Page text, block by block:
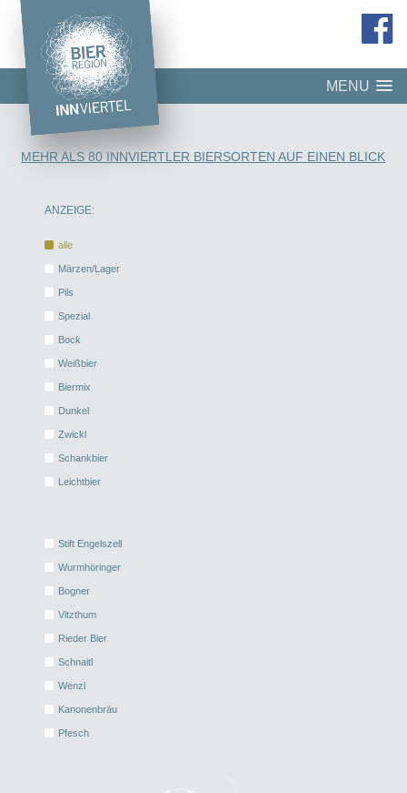
MENU
MEHR ALS 80 INNVIERTLER BIERSORTEN AUF EINEN BLICK
ANZEIGE:
alle
Märzen/Lager
Pils
Spezial
Bock
Weißbier
Biermix
Dunkel
Zwickl
Schankbier
Leichtbier
Stift Engelszell
Wurmhöringer
Bogner
Vitzthum
Rieder Bier
Schnaitl
Wenzl
Kanonenbräu
Pfesch